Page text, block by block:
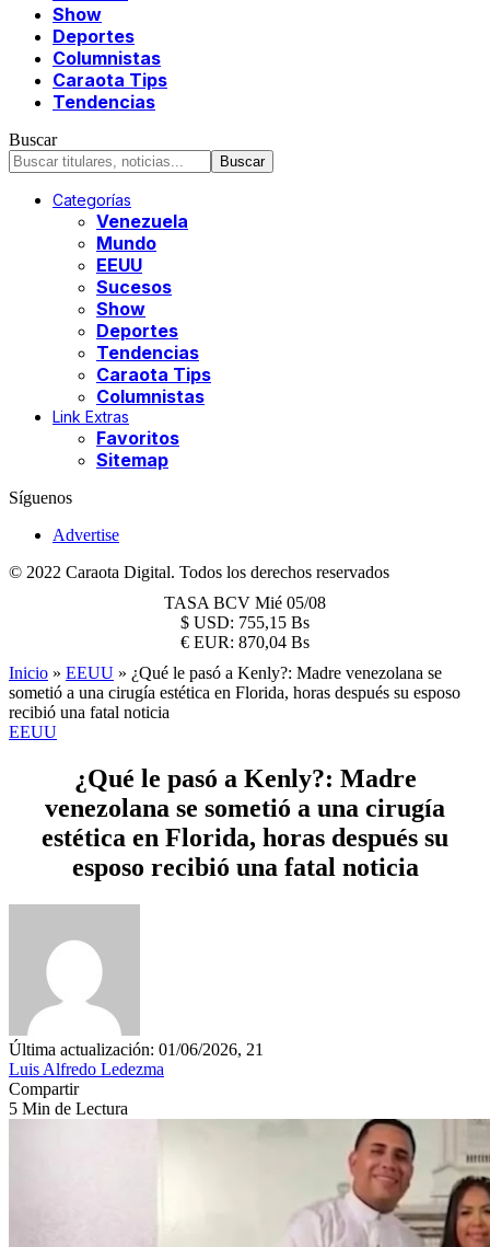
Show
Deportes
Columnistas
Caraota Tips
Tendencias
Buscar
Categorías
Venezuela
Mundo
EEUU
Sucesos
Show
Deportes
Tendencias
Caraota Tips
Columnistas
Link Extras
Favoritos
Sitemap
Síguenos
Advertise
© 2022 Caraota Digital. Todos los derechos reservados
TASA BCV Mié 05/08
$ USD: 755,15 Bs
€ EUR: 870,04 Bs
Inicio » EEUU » ¿Qué le pasó a Kenly?: Madre venezolana se
sometió a una cirugía estética en Florida, horas después su esposo
recibió una fatal noticia
EEUU
¿Qué le pasó a Kenly?: Madre
venezolana se sometió a una cirugía
estética en Florida, horas después su
esposo recibió una fatal noticia
Última actualización: 01/06/2026, 21
Luis Alfredo Ledezma
Compartir
5 Min de Lectura